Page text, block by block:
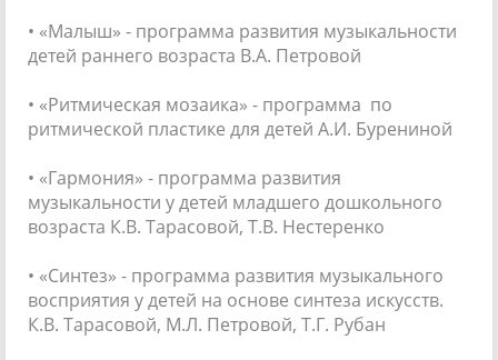
• «Малыш» - программа развития музыкальности
детей раннего возраста В.А. Петровой
• «Ритмическая мозаика» - программа по
ритмической пластике для детей А.И. Бурениной
• «Гармония» - программа развития
музыкальности у детей младшего дошкольного
возраста К.В. Тарасовой, Т.В. Нестеренко
• «Синтез» - программа развития музыкального
восприятия у детей на основе синтеза искусств.
К.В. Тарасовой, М.Л. Петровой, Т.Г. Рубан